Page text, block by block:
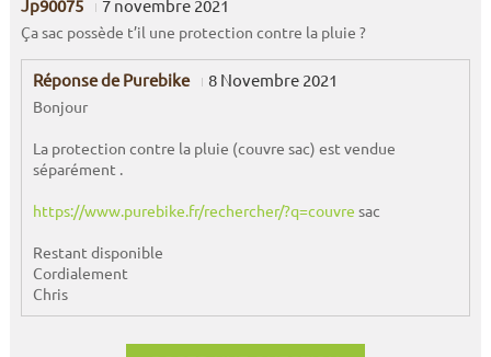
Jp90075 7 novembre 2021
Ça sac possède t’il une protection contre la pluie ?
Réponse de Purebike 8 Novembre 2021
Bonjour
La protection contre la pluie (couvre sac) est vendue
séparément .
https://www.purebike.fr/rechercher/?q=couvre sac
Restant disponible
Cordialement
Chris